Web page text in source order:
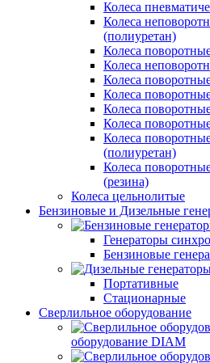
Колеса
Колеса
(полиуретан)
Колеса
Колеса
Колеса
Колеса
Колеса
Колеса
Колеса
(полиуретан)
Колеса
(резина)
Колеса цельнолитые
Бензиновые и Дизельные
Генераторы
Бензиновые
Портативные
Стационарные
Сверлильное оборудование
оборудование DIAM